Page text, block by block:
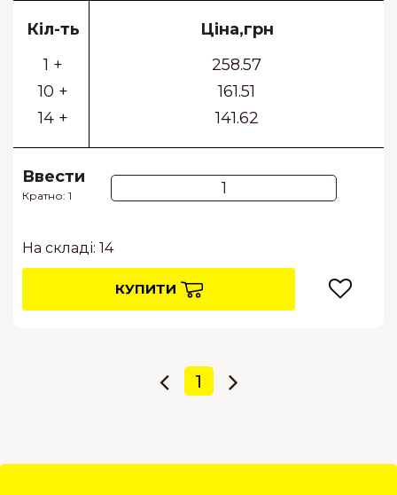
Кіл-ть
1 +
10 +
14 +
Ціна,грн
258.57
161.51
141.62
Ввести
Кратно: 1
На складі: 14
КУПИТИ
1